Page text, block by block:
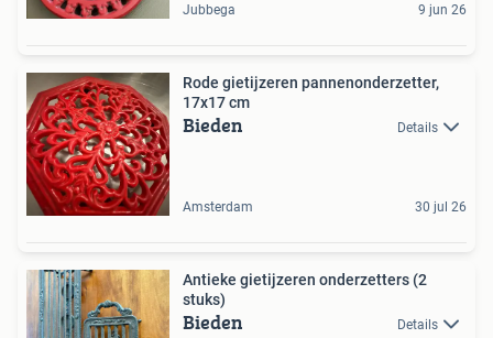
Jubbega 9 jun 26
Rode gietijzeren pannenonderzetter,
17x17 cm
Bieden Details
Amsterdam 30 jul 26
Antieke gietijzeren onderzetters (2
stuks)
Bieden Details